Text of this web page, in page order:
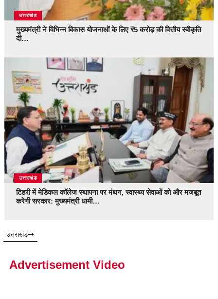
उत्तराखंड
मुख्यमंत्री ने विभिन्न विकास योजनाओं के लिए ₹5 करोड़ की वित्तीय स्वीकृति
दी…
उत्तराखंड
टिहरी में मेडिकल कॉलेज स्थापना पर मंथन, स्वास्थ्य सेवाओं को और मजबूत
करेगी सरकार: मुख्यमंत्री धामी…
उत्तराखंड
Advertisement Video